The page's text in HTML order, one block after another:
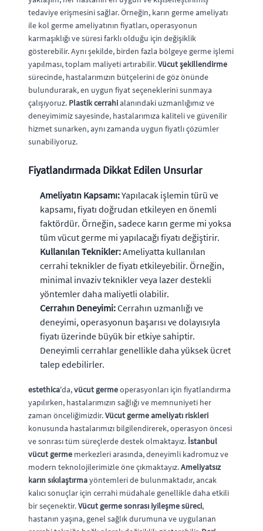
tedaviye erişmesini sağlar. Örneğin, karın germe ameliyatı
ile kol germe ameliyatının fiyatları, operasyonun
karmaşıklığı ve süresi farklı olduğu için değişiklik
gösterebilir. Aynı şekilde, birden fazla bölgeye germe işlemi
yapılması, toplam maliyeti artırabilir.Vücut şekillendirme
sürecinde, hastalarımızın bütçelerini de göz önünde
bulundurarak, en uygun fiyat seçeneklerini sunmaya
çalışıyoruz. Plastik cerrahialanındaki uzmanlığımız ve
deneyimimiz sayesinde, hastalarımıza kaliteli ve güvenilir
hizmet sunarken, aynı zamanda uygun fiyatlı çözümler
sunabiliyoruz.
Fiyatlandırmada Dikkat Edilen Unsurlar
Ameliyatın Kapsamı:Yapılacak işlemin türü ve
kapsamı, fiyatı doğrudan etkileyen en önemli
faktördür. Örneğin, sadece karın germe mi yoksa
tüm vücut germe mi yapılacağı fiyatı değiştirir.
Kullanılan Teknikler:Ameliyatta kullanılan
cerrahi teknikler de fiyatı etkileyebilir. Örneğin,
minimal invaziv teknikler veya lazer destekli
yöntemler daha maliyetli olabilir.
Cerrahın Deneyimi:Cerrahın uzmanlığı ve
deneyimi, operasyonun başarısı ve dolayısıyla
fiyatı üzerinde büyük bir etkiye sahiptir.
Deneyimli cerrahlar genellikle daha yüksek ücret
talep edebilirler.
estethica'da,vücut germeoperasyonları için fiyatlandırma
yapılırken, hastalarımızın sağlığı ve memnuniyeti her
zaman önceliğimizdir.Vücut germe ameliyatı riskleri
konusunda hastalarımızı bilgilendirerek, operasyon öncesi
ve sonrası tüm süreçlerde destek olmaktayız. İstanbul
vücut germe merkezleri arasında, deneyimli kadromuz ve
modern teknolojilerimizle öne çıkmaktayız.Ameliyatsız
karın sıkılaştırmayöntemleri de bulunmaktadır, ancak
kalıcı sonuçlar için cerrahi müdahale genellikle daha etkili
bir seçenektir.Vücut germe sonrası iyileşme süreci,
hastanın yaşına, genel sağlık durumuna ve uygulanan